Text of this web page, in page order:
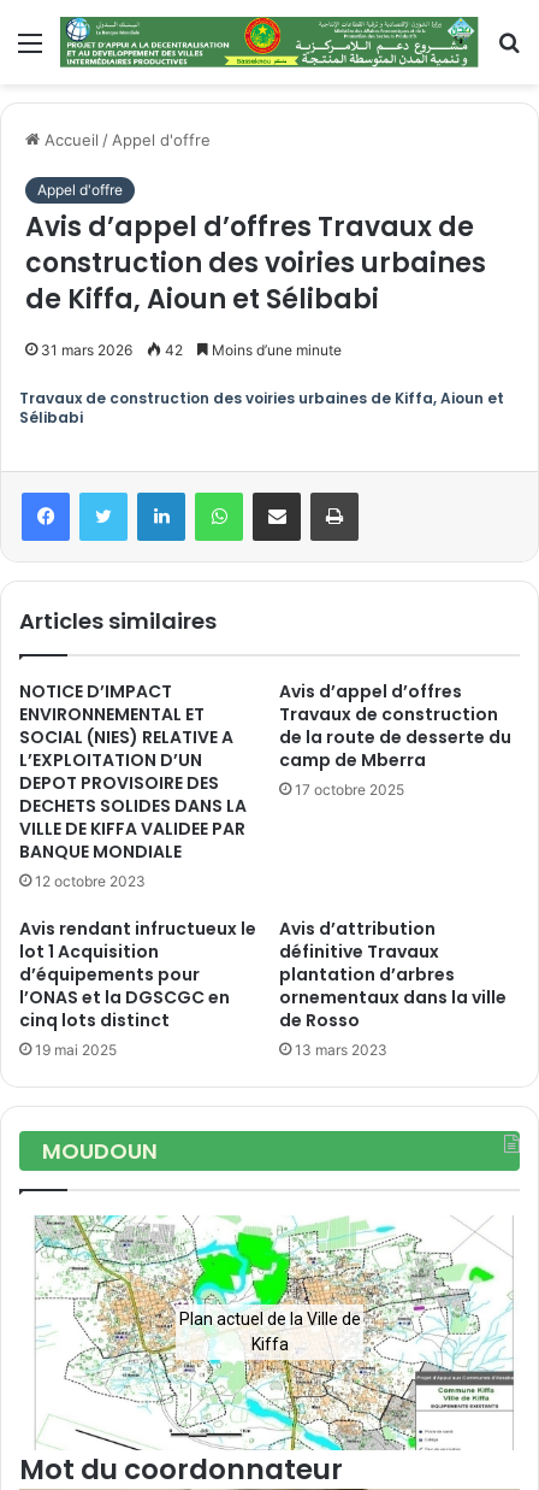
Menu
Accueil / Appel d'offre
Appel d'offre
Avis d’appel d’offres Travaux de
construction des voiries urbaines
de Kiffa, Aioun et Sélibabi
31 mars 2026 42 Moins d’une minute
Travaux de construction des voiries urbaines de Kiffa, Aioun et
Sélibabi
Articles similaires
NOTICE D’IMPACT
ENVIRONNEMENTAL ET
SOCIAL (NIES) RELATIVE A
L’EXPLOITATION D’UN
DEPOT PROVISOIRE DES
DECHETS SOLIDES DANS LA
VILLE DE KIFFA VALIDEE PAR
BANQUE MONDIALE
12 octobre 2023
Avis d’appel d’offres
Travaux de construction
de la route de desserte du
camp de Mberra
17 octobre 2025
Avis rendant infructueux le
lot 1 Acquisition
d’équipements pour
l’ONAS et la DGSCGC en
cinq lots distinct
19 mai 2025
Avis d’attribution
définitive Travaux
plantation d’arbres
ornementaux dans la ville
de Rosso
13 mars 2023
MOUDOUN
Plan actuel de la Ville de
Kiffa
Mot du coordonnateur